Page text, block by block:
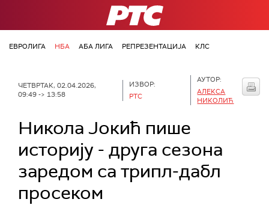
РТС
ЕВРОЛИГА НБА АБА ЛИГА РЕПРЕЗЕНТАЦИЈА КЛС
ЧЕТВРТАК, 02.04.2026,
09:49 -> 13:58
ИЗВОР:
РТС
АУТОР:
АЛЕКСА
НИКОЛИЋ
Никола Јокић пише
историју - друга сезона
заредом са трипл-дабл
просеком